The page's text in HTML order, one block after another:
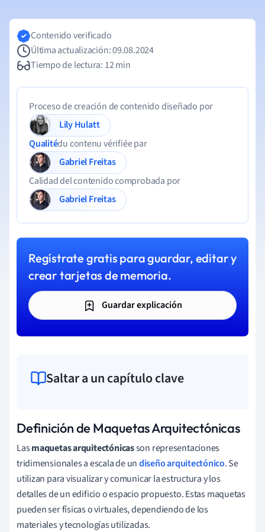
Contenido verificado
Última actualización: 09.08.2024
Tiempo de lectura: 12 min
Proceso de creación de contenido diseñado por
Lily Hulatt
Qualitédu contenu vérifiée par
Gabriel Freitas
Calidad del contenido comprobada por
Gabriel Freitas
Regístrate gratis para guardar, editar y
crear tarjetas de memoria.
Guardar explicación
Saltar a un capítulo clave
Definición de Maquetas Arquitectónicas
Lasmaquetas arquitectónicasson representaciones
tridimensionales a escala de undiseño arquitectónico. Se
utilizan para visualizar y comunicar la estructura y los
detalles de un edificio o espacio propuesto. Estas maquetas
pueden ser físicas o virtuales, dependiendo de los
materiales y tecnologías utilizadas.